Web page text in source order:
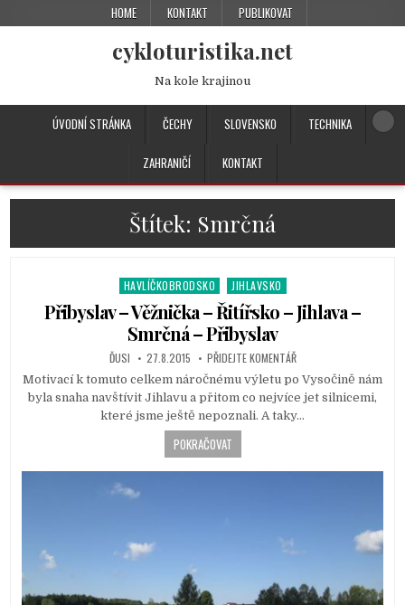
HOME KONTAKT PUBLIKOVAT
cykloturistika.net
Na kole krajinou
ÚVODNÍ STRÁNKA ČECHY SLOVENSKO TECHNIKA
ZAHRANIČÍ KONTAKT
Štítek: Smrčná
P
e
d
i
n
HAVLÍČKOBRODSKO JIHLAVSKO
Přibyslav – Věžnička – Řitířsko – Jihlava –
Smrčná – Přibyslav
ĎUSI 27.8.2015 PŘIDEJTE KOMENTÁŘ
Motivací k tomuto celkem náročnému výletu po Vysočině nám
byla snaha navštívit Jihlavu a přitom co nejvíce jet silnicemi,
které jsme ještě nepoznali. A taky…
POKRAČOVAT